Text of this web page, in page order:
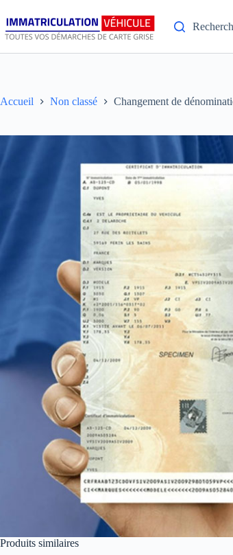
Accueil Non classé Changement de
Produits similaires